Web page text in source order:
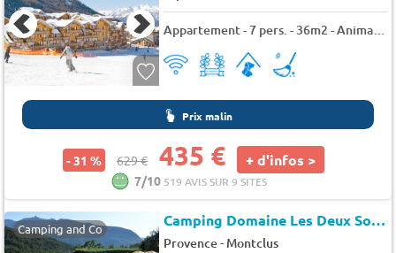
Appartement - 7 pers. - 36m2 - Animaux admis
Prix malin
- 31 % 629 € 435 € + d'infos >
7/10 519 AVIS SUR 9 SITES
Camping and Co Camping Domaine Les Deux Soleils (Serres à 2 km)
Provence- Montclus